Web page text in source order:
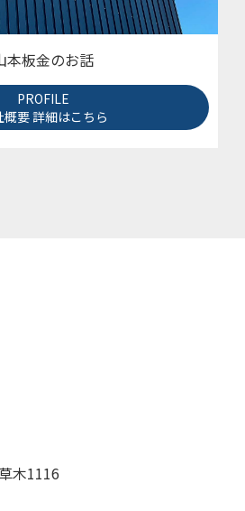
本板金のお話
PROFILE
概要 詳細はこちら
木1116